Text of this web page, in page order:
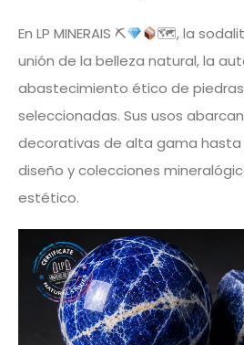
En LP MINERAIS ⛏
🗺, la
unión de la belleza natural, la
abastecimiento ético de
seleccionadas. Sus usos
decorativas de alta gama hasta
diseño y colecciones
estético.